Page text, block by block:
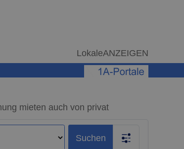
LokaleANZEIGEN
mieten auch von privat
Suchen